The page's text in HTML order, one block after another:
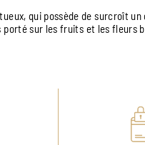
qui possède de surcroît
porté sur les fruits et les fleurs